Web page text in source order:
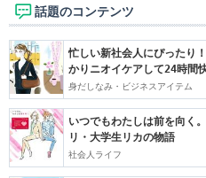
話題のコンテンツ
忙しい新社会人にぴったり
かりニオイケアして24時間快
身だしなみ・ビジネスアイテム
いつでもわたしは前を向く
リ・大学生リカの物語
社会人ライフ